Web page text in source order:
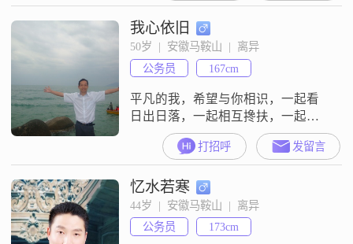
在地付出了，然而她始终不能对我
付出，一个人的付出了五年，最后
自己太累了，想休息了。我有个可
爱的儿子，他现在和我一起过。我
希望未来的她是一个有爱心的人，
相貌的长得怎么样并不重要。 只要
她能把我的儿子当做她
我心依旧
50岁  |  安徽马鞍山  |  离异
公务员
167cm
平凡的我，希望与你相识，一起看
日出日落，一起相互搀扶，一起度
过美好人生。
打招呼 发留言
忆水若寒
44岁  |  安徽马鞍山  |  离异
公务员
173cm